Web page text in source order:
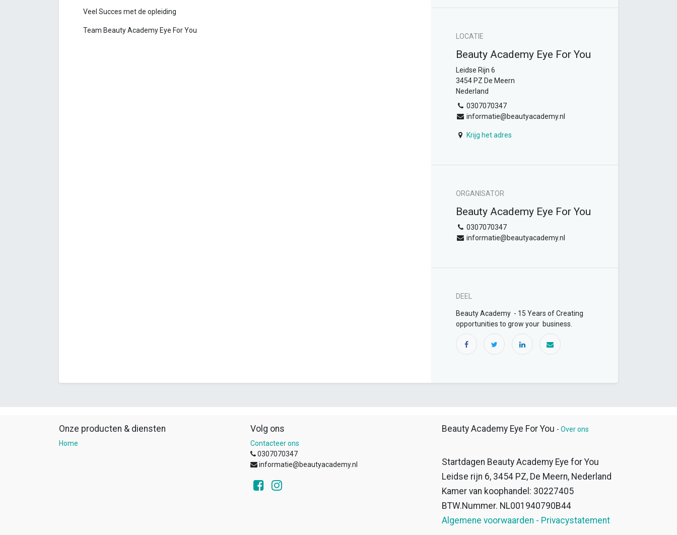
Veel Succes met de opleiding
Team Beauty Academy Eye For You
LOCATIE
Beauty Academy Eye For You
Leidse Rijn 6
3454 PZ De Meern
Nederland
0307070347
informatie@beautyacademy.nl
Krijg het adres
ORGANISATOR
Beauty Academy Eye For You
0307070347
informatie@beautyacademy.nl
DEEL
Beauty Academy - 15 Years of Creating
opportunities to grow your business.
Onze producten & diensten
Home
Volg ons
Contacteer ons
0307070347
informatie@beautyacademy.nl
Beauty Academy Eye For You - Over ons
Startdagen Beauty Academy Eye for You
Leidse rijn 6, 3454 PZ, De Meern, Nederland
Kamer van koophandel: 30227405
BTW.Nummer. NL001940790B44
Algemene voorwaarden - Privacystatement